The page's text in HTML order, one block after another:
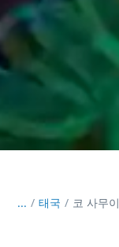
... / 태국 코 사무이